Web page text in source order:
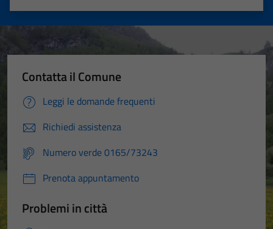
Valuta 5 stelle su 5
Valuta 4 stelle su 5
Valuta 3 stelle su 5
Valuta 2 stelle su 5
Valuta 1 stelle su 5
Contatta il Comune
Leggi le domande frequenti
Richiedi assistenza
Numero verde 0165/73243
Prenota appuntamento
Problemi in città